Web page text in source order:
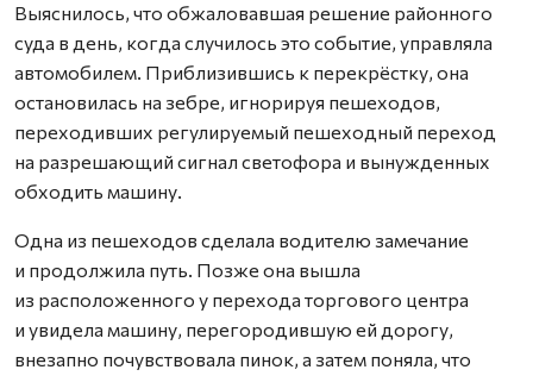
Выяснилось, что обжаловавшая решение районного
суда в день, когда случилось это событие, управляла
автомобилем. Приблизившись к перекрёстку, она
остановилась на зебре, игнорируя пешеходов,
переходивших регулируемый пешеходный переход
на разрешающий сигнал светофора и вынужденных
обходить машину.
Одна из пешеходов сделала водителю замечание
и продолжила путь. Позже она вышла
из расположенного у перехода торгового центра
и увидела машину, перегородившую ей дорогу,
внезапно почувствовала пинок, а затем поняла, что